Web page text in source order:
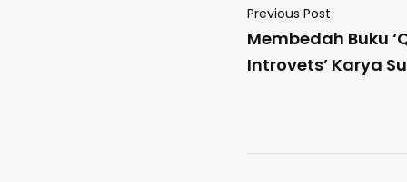
Previous Post
Membedah Buku
Introvets’ Karya